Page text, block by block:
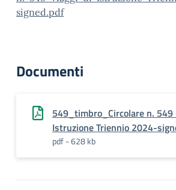
signed.pdf
Documenti
549_timbro_Circolare n. 549
Istruzione Triennio 2024-
pdf - 628 kb